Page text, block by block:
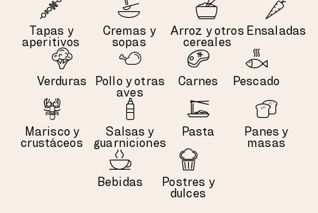
Tapas y
aperitivos
Cremas y
sopas
Arroz y otros
cereales
Ensaladas
Verduras
Pollo y otras
aves
Carnes Pescado
Marisco y
crustáceos
Salsas y
guarniciones
Pasta
Panes y
masas
Bebidas
Postres y
dulces